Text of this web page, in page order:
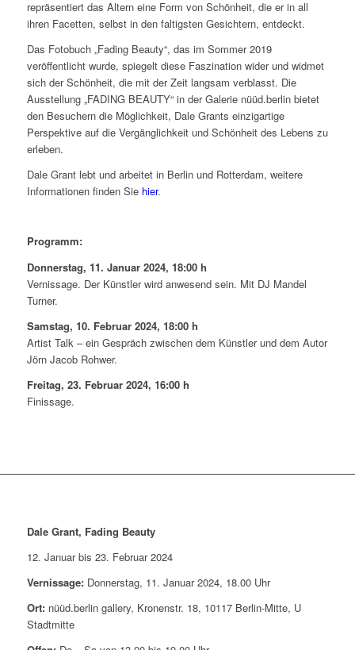
repräsentiert das Altern eine Form von Schönheit, die er in all
ihren Facetten, selbst in den faltigsten Gesichtern, entdeckt.
Das Fotobuch „Fading Beauty“, das im Sommer 2019
veröffentlicht wurde, spiegelt diese Faszination wider und widmet
sich der Schönheit, die mit der Zeit langsam verblasst. Die
Ausstellung „FADING BEAUTY“ in der Galerie nüüd.berlin bietet
den Besuchern die Möglichkeit, Dale Grants einzigartige
Perspektive auf die Vergänglichkeit und Schönheit des Lebens zu
erleben.
Dale Grant lebt und arbeitet in Berlin und Rotterdam, weitere
Informationen finden Sie hier.
Programm:
Donnerstag, 11. Januar 2024, 18:00 h
Vernissage. Der Künstler wird anwesend sein. Mit DJ Mandel
Turner.
Samstag, 10. Februar 2024, 18:00 h
Artist Talk – ein Gespräch zwischen dem Künstler und dem Autor
Jörn Jacob Rohwer.
Freitag, 23. Februar 2024, 16:00 h
Finissage.
Dale Grant, Fading Beauty
12. Januar bis 23. Februar 2024
Vernissage:Donnerstag, 11. Januar 2024, 18.00 Uhr
Ort:nüüd.berlin gallery, Kronenstr. 18, 10117 Berlin-Mitte, U
Stadtmitte